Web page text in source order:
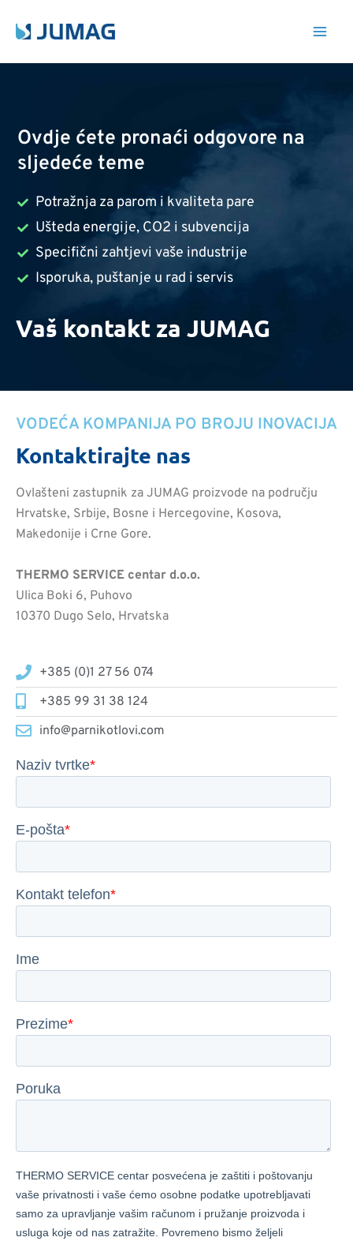
Vaš kontakt za JUMAG
Ovdje ćete pronaći odgovore na
sljedeće teme
Potražnja za parom i kvaliteta pare
Ušteda energije, CO2 i subvencija
Specifični zahtjevi vaše industrije
Isporuka, puštanje u rad i servis
VODEĆA KOMPANIJA PO BROJU INOVACIJA
Kontaktirajte nas
Ovlašteni zastupnik za JUMAG proizvode na području
Hrvatske, Srbije, Bosne i Hercegovine, Kosova,
Makedonije i Crne Gore.
THERMO SERVICE centar d.o.o.
Ulica Boki 6, Puhovo
10370 Dugo Selo, Hrvatska
+385 (0)1 27 56 074
+385 99 31 38 124
info@parnikotlovi.com